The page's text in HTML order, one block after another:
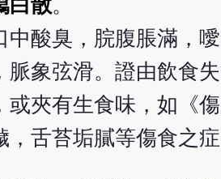
白散。
中酸臭，脘腹脹滿，
脈象弦滑。證由飲食
或夾有生食味，如《
，舌苔垢膩等傷食之